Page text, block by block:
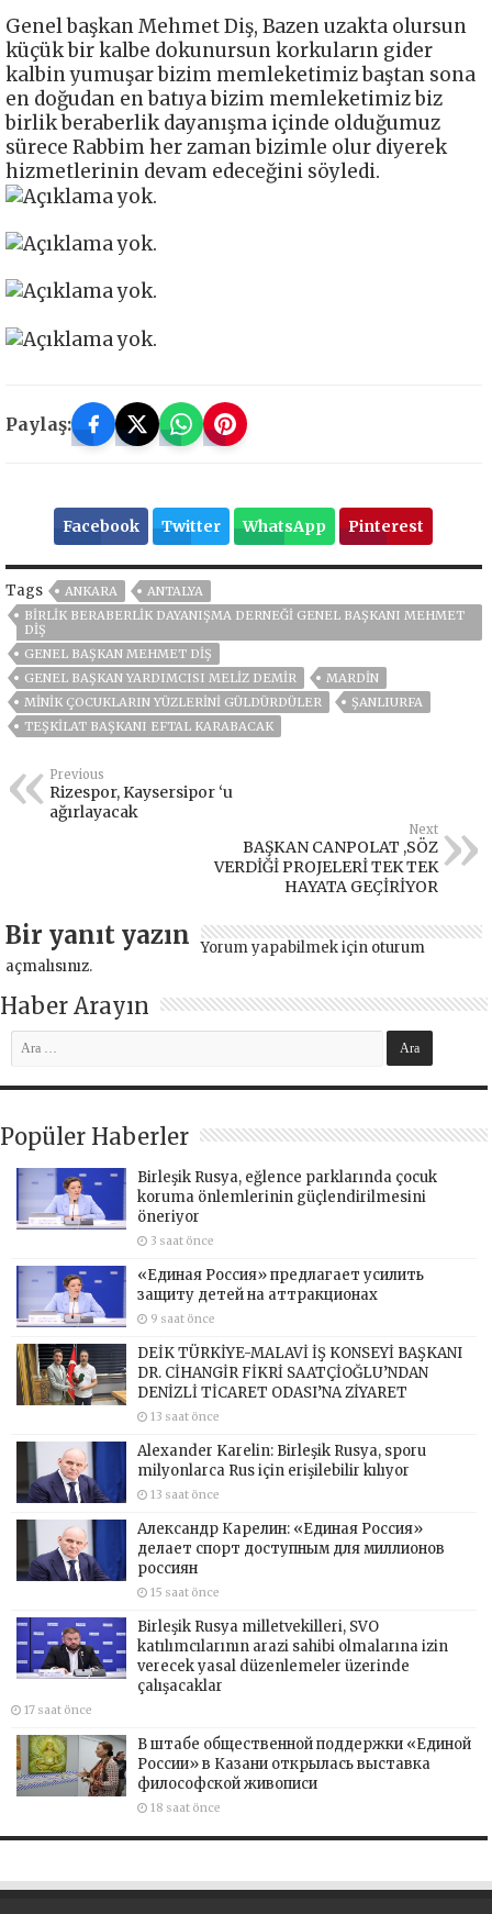
Genel başkan Mehmet Diş, Bazen uzakta olursun
küçük bir kalbe dokunursun korkuların gider
kalbin yumuşar bizim memleketimiz baştan sona
en doğudan en batıya bizim memleketimiz biz
birlik beraberlik dayanışma içinde olduğumuz
sürece Rabbim her zaman bizimle olur diyerek
hizmetlerinin devam edeceğini söyledi.
Paylaş:
Facebook Twitter WhatsApp Pinterest
Tags ANKARA
ANTALYA
BIRLIK BERABERLIK DAYANIŞMA DERNEĞI GENEL BAŞKANI MEHMET
DIŞ
GENEL BAŞKAN MEHMET DIŞ
GENEL BAŞKAN YARDIMCISI MELIZ DEMIR
MARDIN
MINIK ÇOCUKLARIN YÜZLERINI GÜLDÜRDÜLER
ŞANLIURFA
TEŞKILAT BAŞKANI EFTAL KARABACAK
Previous
Rizespor, Kaysersipor ‘u
ağırlayacak
Next
BAŞKAN CANPOLAT ,SÖZ
VERDİĞİ PROJELERİ TEK TEK
HAYATA GEÇİRİYOR
Bir yanıt yazın Yorum yapabilmek için oturum
açmalısınız.
Haber Arayın
Popüler Haberler
Birleşik Rusya, eğlence parklarında çocuk
koruma önlemlerinin güçlendirilmesini
öneriyor
3 saat önce
«Единая Россия» предлагает усилить
защиту детей на аттракционах
9 saat önce
DEİK TÜRKİYE-MALAVİ İŞ KONSEYİ BAŞKANI
DR. CİHANGİR FİKRİ SAATÇİOĞLU’NDAN
DENİZLİ TİCARET ODASI’NA ZİYARET
13 saat önce
Alexander Karelin: Birleşik Rusya, sporu
milyonlarca Rus için erişilebilir kılıyor
13 saat önce
Александр Карелин: «Единая Россия»
делает спорт доступным для миллионов
россиян
15 saat önce
Birleşik Rusya milletvekilleri, SVO
katılımcılarının arazi sahibi olmalarına izin
verecek yasal düzenlemeler üzerinde
çalışacaklar
17 saat önce
В штабе общественной поддержки «Единой
России» в Казани открылась выставка
философской живописи
18 saat önce